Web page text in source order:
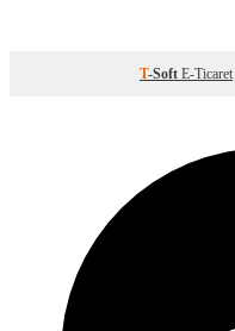
T-Soft E-Ticaret